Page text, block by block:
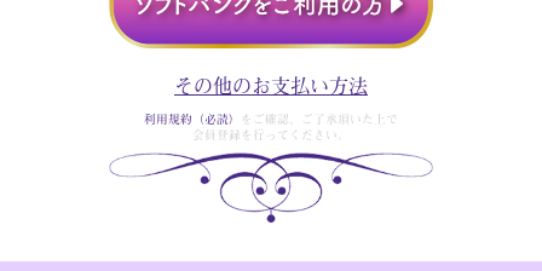
その他のお支払い方法
利用規約（必読）
をご確認、ご了承頂いた上で
会員登録を行ってください。